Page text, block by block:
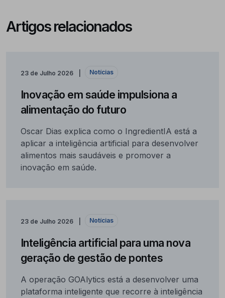
Artigos relacionados
23 de Julho 2026 Notícias
Inovação em saúde impulsiona a
alimentação do futuro
Oscar Dias explica como o IngredientIA está a
aplicar a inteligência artificial para desenvolver
alimentos mais saudáveis e promover a
inovação em saúde.
23 de Julho 2026 Notícias
Inteligência artificial para uma nova
geração de gestão de pontes
A operação GOAlytics está a desenvolver uma
plataforma inteligente que recorre à inteligência